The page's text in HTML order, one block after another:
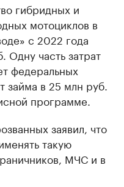
гибридных и
мотоциклов в
с 2022 года
Одну часть затрат
федеральных
займа в 25 млн руб.
программе.
заявил, что
такую
МЧС и в